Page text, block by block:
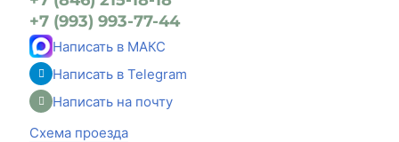
+7 (993) 993-77-44
Написать в МАКС
Написать в Telegram
Написать на почту
Схема проезда